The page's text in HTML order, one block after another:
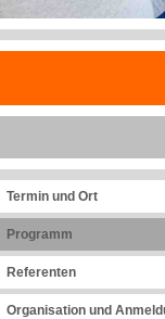
Termin und Ort
Programm
Referenten
Organisation und